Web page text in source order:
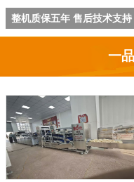
整机质保五年 售后技术支持
一